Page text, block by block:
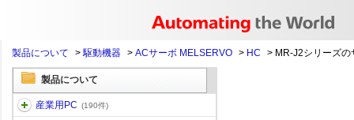
製品について >駆動機器 > ACサーボ MELSERVO > HC > MR-J2シリーズ
製品について
産業用PC (190件)